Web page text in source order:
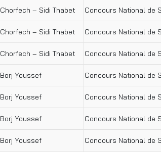
Chorfech – Sidi Thabet Concours National de
Chorfech – Sidi Thabet Concours National de
Chorfech – Sidi Thabet Concours National de
Borj Youssef Concours National de
Borj Youssef Concours National de
Borj Youssef Concours National de
Borj Youssef Concours National de